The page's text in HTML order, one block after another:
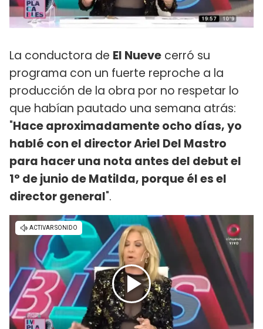
La conductora de El Nueve cerró su
programa con un fuerte reproche a la
producción de la obra por no respetar lo
que habían pautado una semana atrás:
"Hace aproximadamente ocho días, yo
hablé con el director Ariel Del Mastro
para hacer una nota antes del debut el
1° de junio de Matilda, porque él es el
director general".